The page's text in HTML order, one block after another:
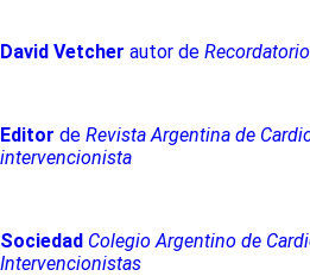
David Vetcher autor de
Editor de Revista Argentina de
intervencionista
Sociedad Colegio Argentino de
Intervencionistas